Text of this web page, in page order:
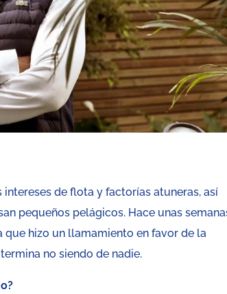
de flota y factorías atuneras, así
pequeños pelágicos. Hace unas
hizo un llamamiento en favor de la
no siendo de nadie.